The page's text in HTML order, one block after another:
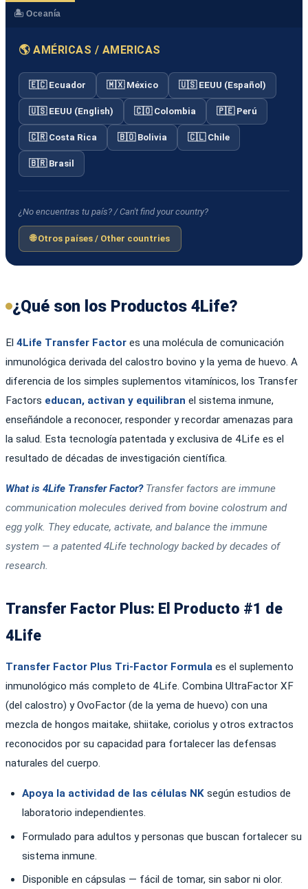
🏝️ Oceanía
🌎 AMÉRICAS / AMERICAS
🇪🇨 Ecuador 🇲🇽 México 🇺🇸 EEUU (Español)
🇺🇸 EEUU (English) 🇨🇴 Colombia 🇵🇪 Perú
🇨🇷 Costa Rica 🇧🇴 Bolivia 🇨🇱 Chile
🇧🇷 Brasil
¿No encuentras tu país? / Can't find your country?
🌐 Otros países / Other countries
¿Qué son los Productos 4Life?
El 4Life Transfer Factor es una molécula de comunicación
inmunológica derivada del calostro bovino y la yema de huevo. A
diferencia de los simples suplementos vitamínicos, los Transfer
Factors educan, activan y equilibran el sistema inmune,
enseñándole a reconocer, responder y recordar amenazas para
la salud. Esta tecnología patentada y exclusiva de 4Life es el
resultado de décadas de investigación científica.
What is 4Life Transfer Factor?Transfer factors are immune
communication molecules derived from bovine colostrum and
egg yolk. They educate, activate, and balance the immune
system — a patented 4Life technology backed by decades of
research.
Transfer Factor Plus: El Producto #1 de
4Life
Transfer Factor Plus Tri-Factor Formula es el suplemento
inmunológico más completo de 4Life. Combina UltraFactor XF
(del calostro) y OvoFactor (de la yema de huevo) con una
mezcla de hongos maitake, shiitake, coriolus y otros extractos
reconocidos por su capacidad para fortalecer las defensas
naturales del cuerpo.
Apoya la actividad de las células NK según estudios de
laboratorio independientes.
Formulado para adultos y personas que buscan fortalecer su
sistema inmune.
Disponible en cápsulas — fácil de tomar, sin sabor ni olor.